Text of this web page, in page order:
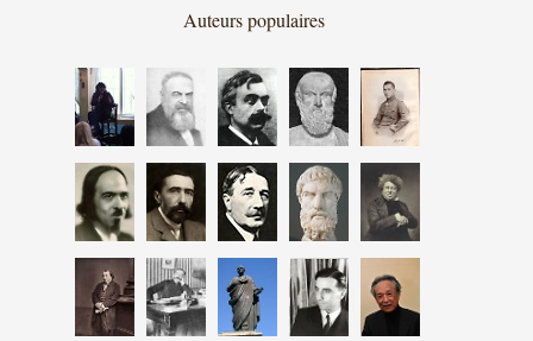
Auteurs populaires